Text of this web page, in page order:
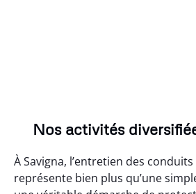
Nos activités
À Savigna, l’entretien des
représente bien plus qu’une